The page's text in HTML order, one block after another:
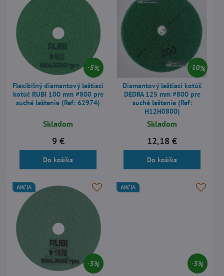
5%
Flexibilný diamantový leštiaci
kotúč RUBI 100 mm #800 pre
suché leštenie (Ref: 62974)
Skladom
9 €
Do košíka
10%
Diamantový leštiaci kotúč
DEDRA 125 mm #800 pre
suché leštenie (Ref:
H12H0800)
Skladom
12,18 €
Do košíka
5%
AKCIA
5%
AKCIA